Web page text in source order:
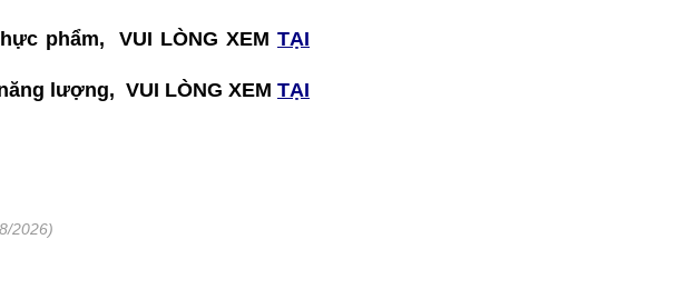
phẩm, VUI LÒNG XEM TẠI
lượng, VUI LÒNG XEM TẠI
2026)